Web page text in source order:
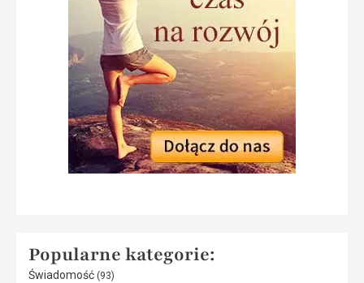
Popularne kategorie:
Świadomość (93)